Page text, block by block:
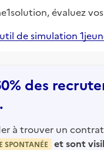
évaluez
de simulation
des
à trouver un
SPONTANÉE
et sont